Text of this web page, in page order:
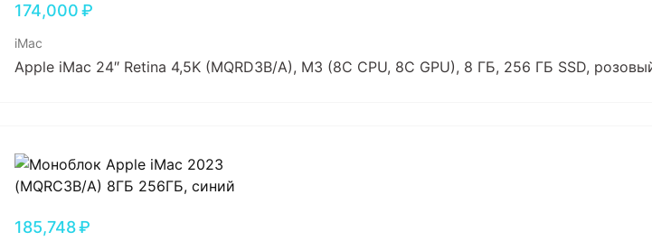
174,000₽
iMac
Apple iMac 24″ Retina 4,5K (MQRD3B/A), M3 (8C CPU, 8C GPU), 8 ГБ, 256 ГБ SSD,
185,748₽